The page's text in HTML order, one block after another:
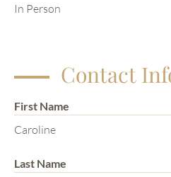
In Person
Contact
First Name
Caroline
Last Name